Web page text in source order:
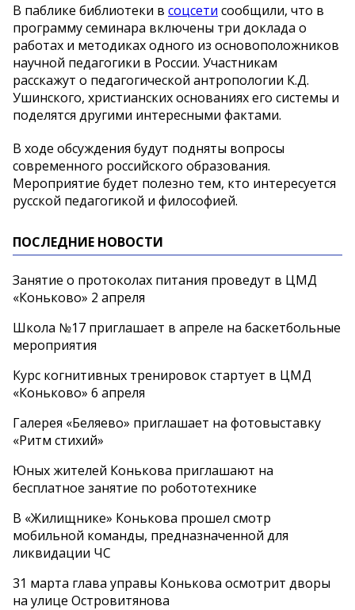
В паблике библиотеки в соцсети сообщили, что в
программу семинара включены три доклада о
работах и методиках одного из основоположников
научной педагогики в России. Участникам
расскажут о педагогической антропологии К.Д.
Ушинского, христианских основаниях его системы и
поделятся другими интересными фактами.
В ходе обсуждения будут подняты вопросы
современного российского образования.
Мероприятие будет полезно тем, кто интересуется
русской педагогикой и философией.
ПОСЛЕДНИЕ НОВОСТИ
Занятие о протоколах питания проведут в ЦМД
«Коньково» 2 апреля
Школа №17 приглашает в апреле на баскетбольные
мероприятия
Курс когнитивных тренировок стартует в ЦМД
«Коньково» 6 апреля
Галерея «Беляево» приглашает на фотовыставку
«Ритм стихий»
Юных жителей Конькова приглашают на
бесплатное занятие по робототехнике
В «Жилищнике» Конькова прошел смотр
мобильной команды, предназначенной для
ликвидации ЧС
31 марта глава управы Конькова осмотрит дворы
на улице Островитянова